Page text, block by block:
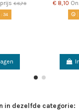
€ 8,79
:34
€ 8,10
in dezelfde categorie: